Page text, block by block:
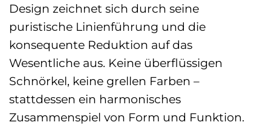
Design zeichnet sich durch seine
puristische Linienführung und die
konsequente Reduktion auf das
Wesentliche aus. Keine überflüssigen
Schnörkel, keine grellen Farben –
stattdessen ein harmonisches
Zusammenspiel von Form und Funktion.